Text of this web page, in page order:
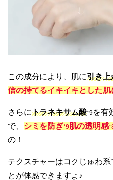
この成分により、肌に引き上
信の持てるイキイキとした肌
さらにトラネキサム酸*9を有
で、 シミを防ぎ*9肌の透明感
の！
テクスチャーはコクじゅわ
とが体感できますよ♪